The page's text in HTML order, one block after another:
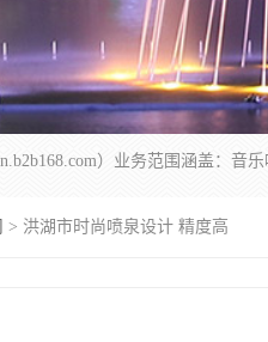
> 洪湖市时尚喷泉设计 精度高